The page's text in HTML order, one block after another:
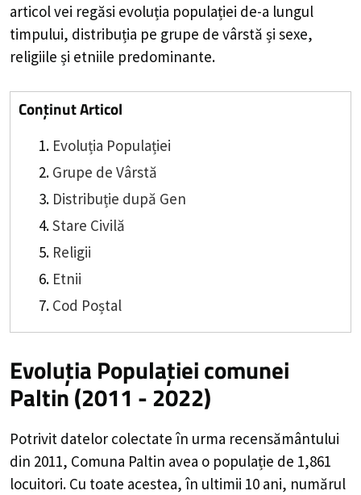
articol vei regăsi evoluția populației de-a lungul
timpului, distribuția pe grupe de vârstă și sexe,
religiile și etniile predominante.
Conținut Articol
Evoluția Populației
Grupe de Vârstă
Distribuție după Gen
Stare Civilă
Religii
Etnii
Cod Poștal
Evoluția Populației comunei
Paltin (2011 - 2022)
Potrivit datelor colectate în urma recensământului
din 2011, Comuna Paltin avea o populație de 1,861
locuitori. Cu toate acestea, în ultimii 10 ani, numărul